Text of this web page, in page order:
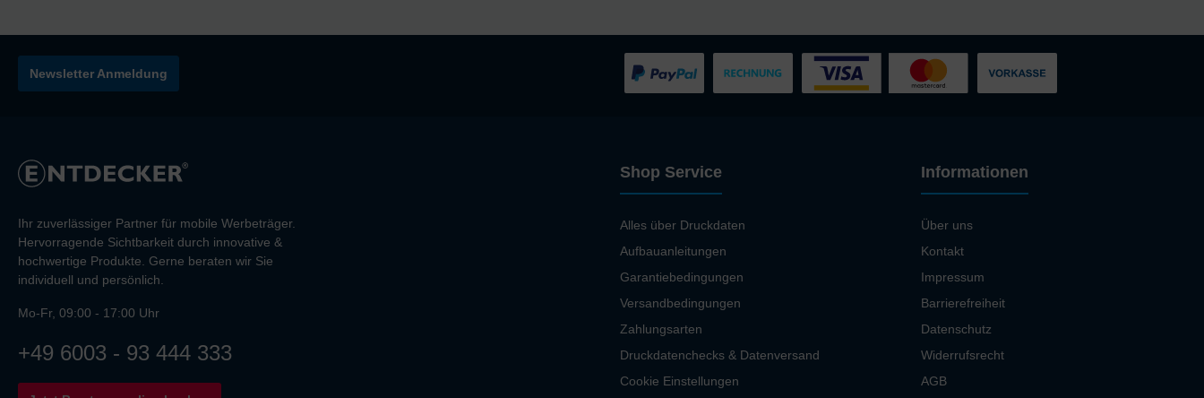
Newsletter Anmeldung
Ihr zuverlässiger Partner für mobile Werbeträger.
Hervorragende Sichtbarkeit durch innovative &
hochwertige Produkte. Gerne beraten wir Sie
individuell und persönlich.
Mo-Fr, 09:00 - 17:00 Uhr
+49 6003 - 93 444 333
Shop Service
Alles über Druckdaten
Aufbauanleitungen
Garantiebedingungen
Versandbedingungen
Zahlungsarten
Druckdatenchecks & Datenversand
Cookie Einstellungen
Informationen
Über uns
Kontakt
Impressum
Barrierefreiheit
Datenschutz
Widerrufsrecht
AGB